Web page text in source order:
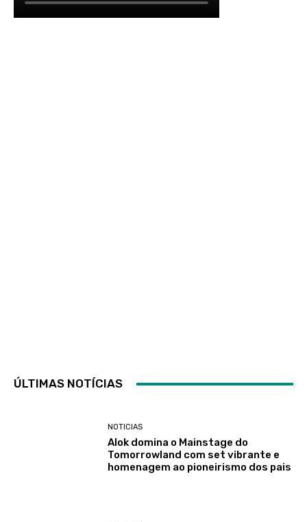
ÚLTIMAS NOTÍCIAS
NOTICIAS
Alok domina o Mainstage do
Tomorrowland com set vibrante e
homenagem ao pioneirismo dos pais